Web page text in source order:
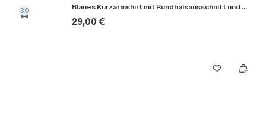
30 Blaues Kurzarmshirt mit Rundhalsausschnitt und offenem Rücken
29,00 €